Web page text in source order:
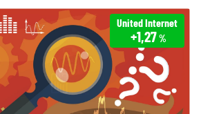
United Internet
+1,27%